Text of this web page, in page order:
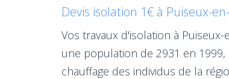
Devis isolation 1€ à Puiseux-
Vos travaux d'isolation à
une population de 2931 en
chauffage des individus de la